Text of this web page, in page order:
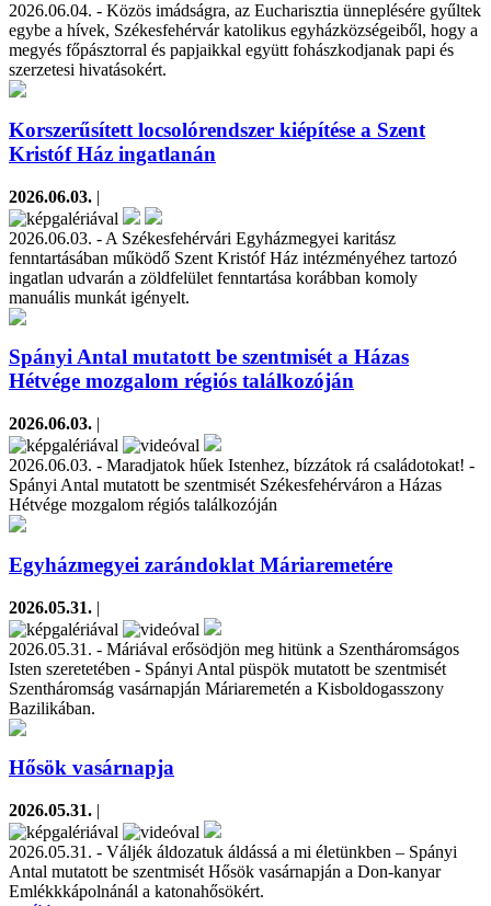
2026.06.04. - Közös imádságra, az Eucharisztia ünneplésére gyűltek
egybe a hívek, Székesfehérvár katolikus egyházközségeiből, hogy a
megyés főpásztorral és papjaikkal együtt fohászkodjanak papi és
szerzetesi hivatásokért.
Korszerűsített locsolórendszer kiépítése a Szent
Kristóf Ház ingatlanán
2026.06.03. |
2026.06.03. - A Székesfehérvári Egyházmegyei karitász
fenntartásában működő Szent Kristóf Ház intézményéhez tartozó
ingatlan udvarán a zöldfelület fenntartása korábban komoly
manuális munkát igényelt.
Spányi Antal mutatott be szentmisét a Házas
Hétvége mozgalom régiós találkozóján
2026.06.03. |
2026.06.03. - Maradjatok hűek Istenhez, bízzátok rá családotokat! -
Spányi Antal mutatott be szentmisét Székesfehérváron a Házas
Hétvége mozgalom régiós találkozóján
Egyházmegyei zarándoklat Máriaremetére
2026.05.31. |
2026.05.31. - Máriával erősödjön meg hitünk a Szentháromságos
Isten szeretetében - Spányi Antal püspök mutatott be szentmisét
Szentháromság vasárnapján Máriaremetén a Kisboldogasszony
Bazilikában.
Hősök vasárnapja
2026.05.31. |
2026.05.31. - Váljék áldozatuk áldássá a mi életünkben – Spányi
Antal mutatott be szentmisét Hősök vasárnapján a Don-kanyar
Emlékkkápolnánál a katonahősökért.